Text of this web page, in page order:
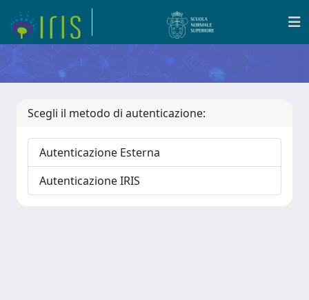
Scegli il metodo di autenticazione:
Autenticazione Esterna
Autenticazione IRIS